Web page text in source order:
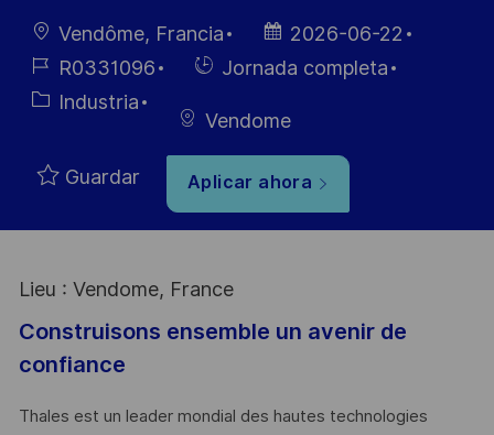
Ubicación
Vendôme, Francia
Fecha de
publicación
2026-06-22
ID de
empleo
R0331096
HiringJornada completa
Categoría
Industria
Vendome
Guardar Aplicar ahora
Lieu : Vendome, France
Construisons ensemble un avenir de
confiance
Thales est un leader mondial des hautes technologies